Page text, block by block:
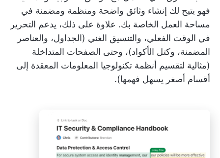
فهو يتيح لك إنشاء وثائق واضحة ومنظمة ومضمنة في
مساحة العمل الخاصة بك. علاوة على ذلك، يدعم التحرير
في الوقت الفعلي، والتنسيق الغني (الجداول، والعناصر
المضمنة، وكتل الأكواد)، وحتى الصفحات المتداخلة
(مثالية لتقسيم أنظمة تكنولوجيا المعلومات المعقدة إلى
أقسام أصغر يسهل فهمها).